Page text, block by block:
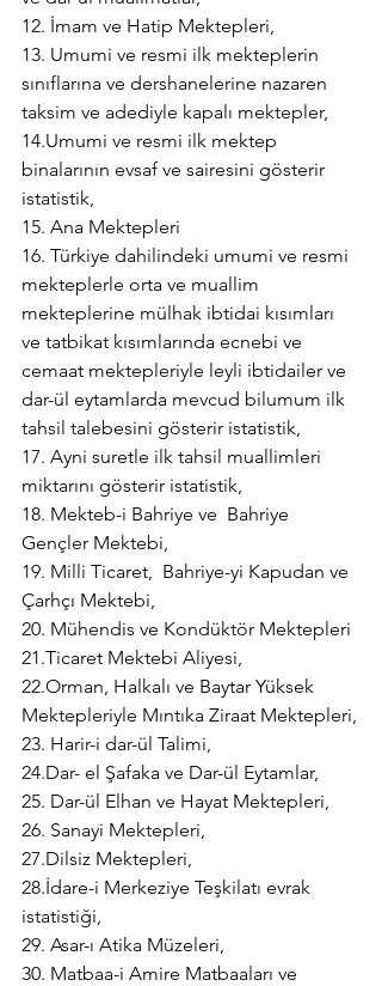
12. İmam ve Hatip Mektepleri,
13. Umumi ve resmi ilk mekteplerin
sınıflarına ve dershanelerine nazaren
taksim ve adediyle kapalı mektepler,
14.Umumi ve resmi ilk mektep
binalarının evsaf ve sairesini gösterir
istatistik,
15. Ana Mektepleri
16. Türkiye dahilindeki umumi ve resmi
mekteplerle orta ve muallim
mekteplerine mülhak ibtidai kısımları
ve tatbikat kısımlarında ecnebi ve
cemaat mektepleriyle leyli ibtidailer ve
dar-ül eytamlarda mevcud bilumum ilk
tahsil talebesini gösterir istatistik,
17. Ayni suretle ilk tahsil muallimleri
miktarını gösterir istatistik,
18. Mekteb-i Bahriye ve  Bahriye
Gençler Mektebi,
19. Milli Ticaret,  Bahriye-yi Kapudan ve
Çarhçı Mektebi,
20. Mühendis ve Kondüktör Mektepleri
21.Ticaret Mektebi Aliyesi,
22.Orman, Halkalı ve Baytar Yüksek
Mektepleriyle Mıntıka Ziraat Mektepleri,
23. Harir-i dar-ül Talimi,
24.Dar- el Şafaka ve Dar-ül Eytamlar,
25. Dar-ül Elhan ve Hayat Mektepleri,
26. Sanayi Mektepleri,
27.Dilsiz Mektepleri,
28.İdare-i Merkeziye Teşkilatı evrak
istatistiği,
29. Asar-ı Atika Müzeleri,
30. Matbaa-i Amire Matbaaları ve